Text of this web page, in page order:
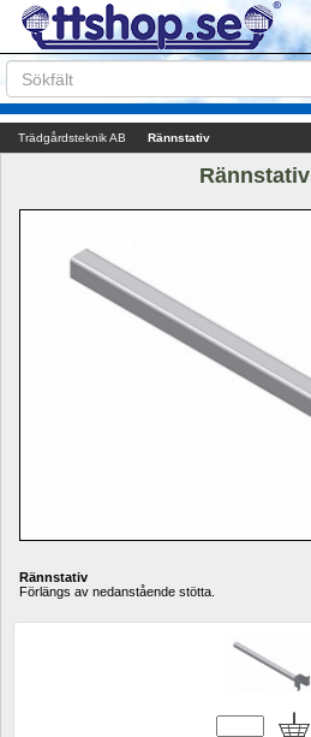
Trädgårdsteknik AB Rännstativ
Rännstativ
Rännstativ
Förlängs av nedanstående stötta.